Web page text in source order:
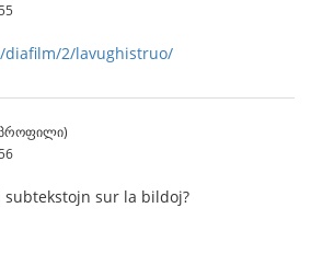
2/lavughistruo/
პროფილი)
sur la bildoj?